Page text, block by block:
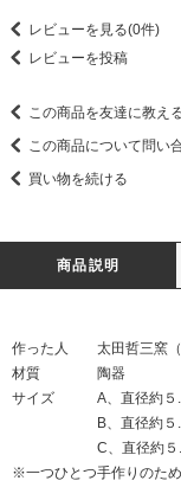
レビューを見る(0件)
レビューを投稿
この商品を友達に教え
この商品について問い
買い物を続ける
商品説明
作った人 太田哲三窯（
材質 陶器
サイズ A、直径約５.５
B、直径約５.５cm
C、直径約５.５cm
※一つひとつ手作りのた